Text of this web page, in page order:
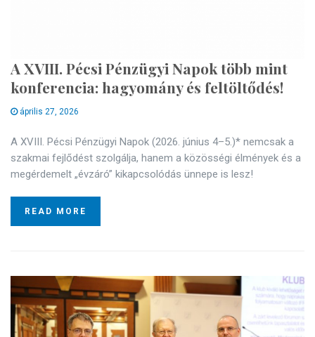
A XVIII. Pécsi Pénzügyi Napok több mint
konferencia: hagyomány és feltöltődés!
április 27, 2026
A XVIII. Pécsi Pénzügyi Napok (2026. június 4–5.)* nemcsak a
szakmai fejlődést szolgálja, hanem a közösségi élmények és a
megérdemelt „évzáró” kikapcsolódás ünnepe is lesz!
READ MORE